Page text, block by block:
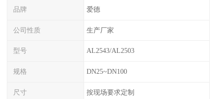
品牌 爱德
公司性质 生产厂家
型号 AL2543/AL2503
规格 DN25~DN100
尺寸 按现场要求定制